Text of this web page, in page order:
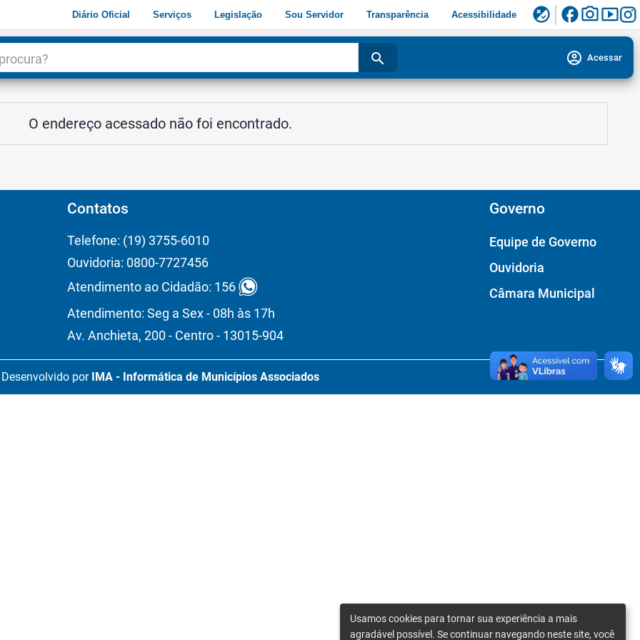
Diário Oficial Serviços Legislação Sou Servidor Transparência Acessibilidade flaky facebookphoto_camerasmart_display
search account_circle Acessar
O endereço acessado não foi encontrado.
Contatos
Telefone: (19) 3755-6010
Ouvidoria: 0800-7727456
Atendimento ao Cidadão: 156
Atendimento: Seg a Sex - 08h às 17h
Av. Anchieta, 200 - Centro - 13015-904
Governo
Equipe de Governo
Ouvidoria
Câmara Municipal
Desenvolvido por IMA - Informática de Municípios Associados
Usamos cookies para tornar sua experiência a mais
agradável possível. Se continuar navegando neste site, você